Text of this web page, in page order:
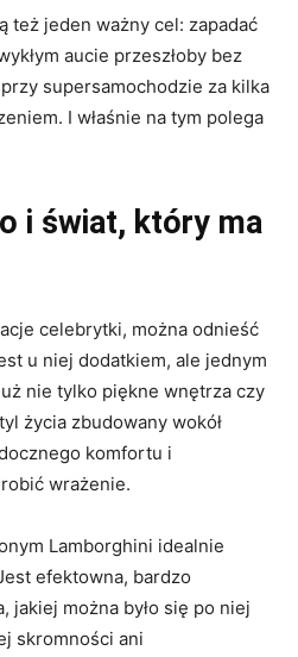
też jeden ważny cel: zapadać
aucie przeszłoby bez
supersamochodzie za kilka
I właśnie na tym polega
i świat, który ma
celebrytki, można odnieść
u niej dodatkiem, ale jednym
nie tylko piękne wnętrza czy
życia zbudowany wokół
komfortu i
wrażenie.
Lamborghini idealnie
efektowna, bardzo
jakiej można było się po niej
skromności ani